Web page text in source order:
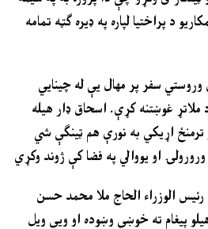
د پراختيا لپاره په ډیره ګټه تمامه
سفر پر مهال يې له چينايي
غوښتنه کړې. اسحاق ډار هيله
اړيکي به نورې هم ټينګې شي
او يووالي په فضا کې ژوند وکړي
الوزراء الحاج ملا محمد حسن
پيغام ته خوښي وښوده او ويې ويل